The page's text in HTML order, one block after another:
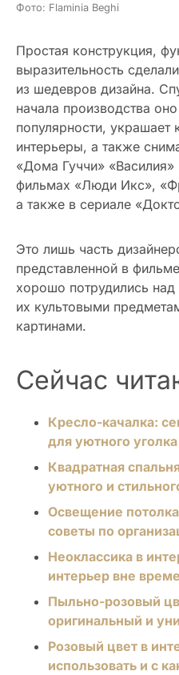
Фото: Flaminia Beghi
Простая конструкция,
выразительность
из шедевров дизайна.
начала производства
популярности,
интерьеры, а также
«Дома Гуччи»
фильмах «Люди Икс»,
а также в сериале
Это лишь часть
представленной в
хорошо потрудились
их культовыми
картинами.
Сейчас
Кресло-качалка:
для уютного уголка
Квадратная
уютного и
Освещение
советы по
Неоклассика в
интерьер вне
Пыльно-розовый
оригинальный и
Розовый цвет в
использовать и с